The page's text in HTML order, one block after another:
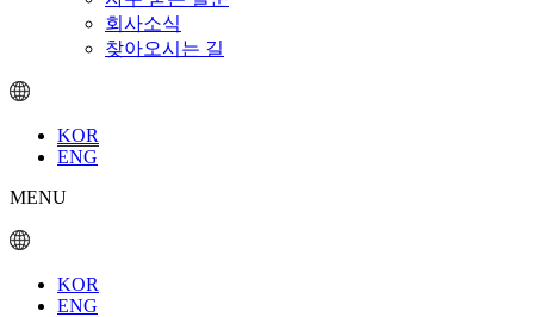
회사소식
찾아오시는 길
KOR
ENG
MENU
KOR
ENG